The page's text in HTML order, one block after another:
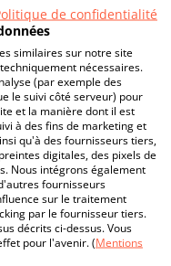
de confidentialité
similaires sur notre site
nécessaires.
(par exemple des
le suivi côté serveur) pour
et la manière dont il est
à des fins de marketing et
qu'à des fournisseurs tiers,
digitales, des pixels de
Nous intégrons également
fournisseurs
sur le traitement
par le fournisseur tiers.
décrits ci-dessus. Vous
pour l'avenir. (Mentions